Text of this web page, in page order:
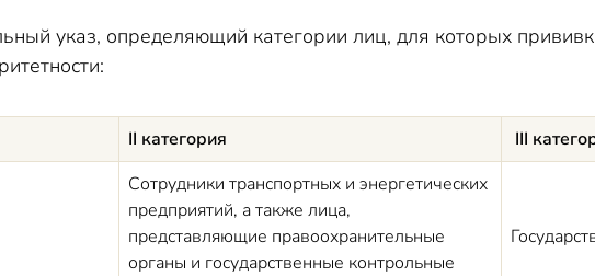
указ, определяющий категории лиц, для которых
II категория III
Сотрудники транспортных и энергетических
предприятий, а также лица,
представляющие правоохранительные
органы и государственные контрольные